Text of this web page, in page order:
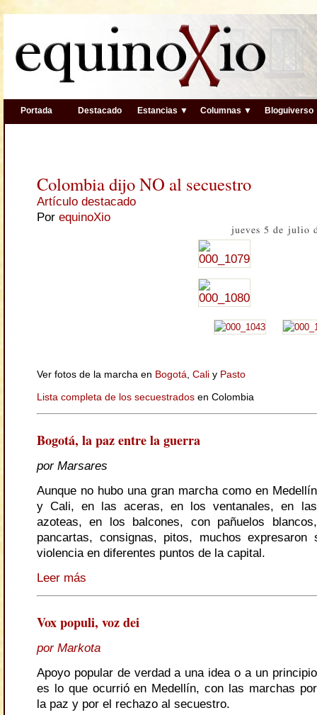
Portada Destacado Estancias ▼ Columnas ▼ Bloguiverso
Colombia dijo NO al secuestro
Artículo destacado
Por equinoXio
jueves 5 de julio
Ver fotos de la marcha en Bogotá, Cali y Pasto
Lista completa de los secuestrados en Colombia
Bogotá, la paz entre la guerra
por Marsares
Aunque no hubo una gran marcha como en Medellín
y Cali, en las aceras, en los ventanales, en las
azoteas, en los balcones, con pañuelos blancos,
pancartas, consignas, pitos, muchos
violencia en diferentes puntos de la capital.
Leer más
Vox populi, voz dei
por Markota
Apoyo popular de verdad a una idea o a un principio
es lo que ocurrió en Medellín, con las marchas por
la paz y por el rechazo al secuestro.